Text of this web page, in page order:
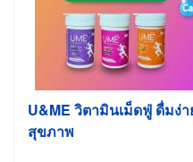
U&ME วิตามินเม็ดฟู่ ดื่มง่
สุขภาพ